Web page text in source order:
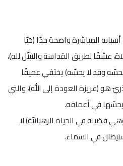
المباشرة واضحة جدًّا (حُبًّا
عشقًا لطريق القداسة والتبتّل لله)،
وقد لا يحسّه) يختفي عميقًا
هو (غريزة العودة إلى الله)، والتي
في أعماقه.
فضيلة في الحياة الرهبانيّة) لا
في السماء.